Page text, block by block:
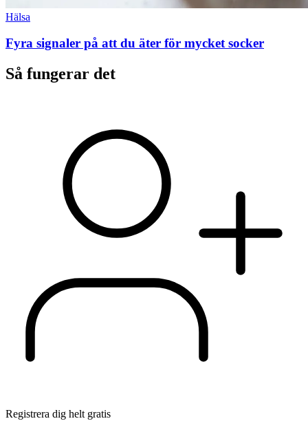
Hälsa
Fyra signaler på att du äter för mycket socker
Så fungerar det
Registrera dig helt gratis